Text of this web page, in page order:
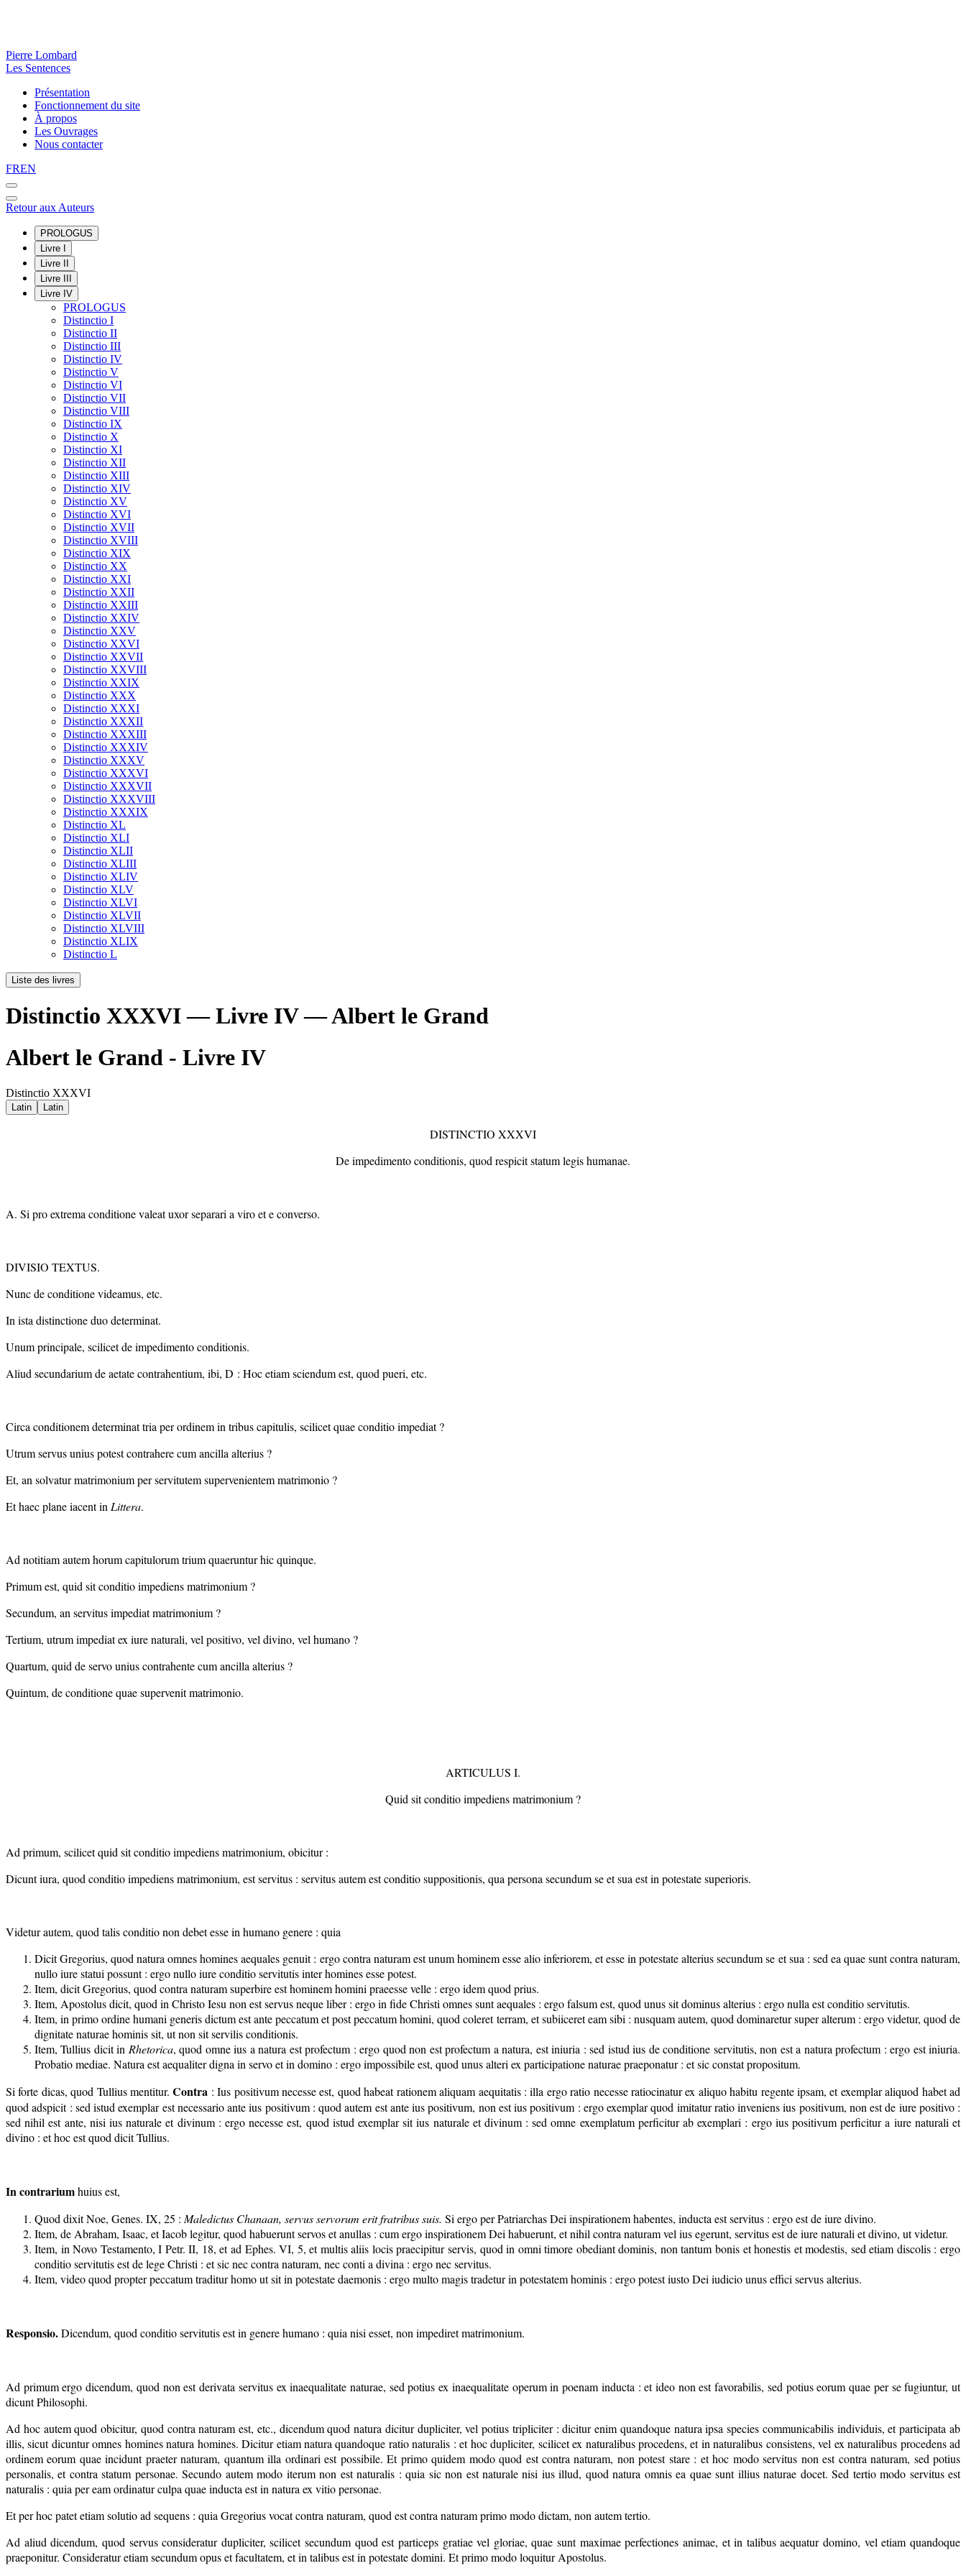
Pierre Lombard
Les Sentences
Présentation
Fonctionnement du site
À propos
Les Ouvrages
Nous contacter
FREN
Retour aux Auteurs
PROLOGUS
Livre I
Livre II
Livre III
Livre IV
PROLOGUS
Distinctio I
Distinctio II
Distinctio III
Distinctio IV
Distinctio V
Distinctio VI
Distinctio VII
Distinctio VIII
Distinctio IX
Distinctio X
Distinctio XI
Distinctio XII
Distinctio XIII
Distinctio XIV
Distinctio XV
Distinctio XVI
Distinctio XVII
Distinctio XVIII
Distinctio XIX
Distinctio XX
Distinctio XXI
Distinctio XXII
Distinctio XXIII
Distinctio XXIV
Distinctio XXV
Distinctio XXVI
Distinctio XXVII
Distinctio XXVIII
Distinctio XXIX
Distinctio XXX
Distinctio XXXI
Distinctio XXXII
Distinctio XXXIII
Distinctio XXXIV
Distinctio XXXV
Distinctio XXXVI
Distinctio XXXVII
Distinctio XXXVIII
Distinctio XXXIX
Distinctio XL
Distinctio XLI
Distinctio XLII
Distinctio XLIII
Distinctio XLIV
Distinctio XLV
Distinctio XLVI
Distinctio XLVII
Distinctio XLVIII
Distinctio XLIX
Distinctio L
Liste des livres
Distinctio XXXVI — Livre IV — Albert le Grand
Albert le Grand - Livre IV
Distinctio XXXVI
Latin Latin
DISTINCTIO XXXVI
De impedimento conditionis, quod respicit statum legis humanae.
A. Si pro extrema conditione valeat uxor separari a viro et e converso.
DIVISIO TEXTUS.
Nunc de conditione videamus, etc.
In ista distinctione duo determinat.
Unum principale, scilicet de impedimento conditionis.
Aliud secundarium de aetate contrahentium, ibi, D : Hoc etiam sciendum est, quod pueri, etc.
Circa conditionem determinat tria per ordinem in tribus capitulis, scilicet quae conditio impediat ?
Utrum servus unius potest contrahere cum ancilla alterius ?
Et, an solvatur matrimonium per servitutem supervenientem matrimonio ?
Et haec plane iacent in Littera.
Ad notitiam autem horum capitulorum trium quaeruntur hic quinque.
Primum est, quid sit conditio impediens matrimonium ?
Secundum, an servitus impediat matrimonium ?
Tertium, utrum impediat ex iure naturali, vel positivo, vel divino, vel humano ?
Quartum, quid de servo unius contrahente cum ancilla alterius ?
Quintum, de conditione quae supervenit matrimonio.
ARTICULUS I.
Quid sit conditio impediens matrimonium ?
Ad primum, scilicet quid sit conditio impediens matrimonium, obicitur :
Dicunt iura, quod conditio impediens matrimonium, est servitus : servitus autem est conditio suppositionis, qua persona secundum se et sua est in potestate superioris.
Videtur autem, quod talis conditio non debet esse in humano genere : quia
Dicit Gregorius, quod natura omnes homines aequales genuit : ergo contra naturam est unum hominem esse alio inferiorem, et esse in potestate alterius secundum se et sua : sed ea quae sunt contra naturam,
nullo iure statui possunt : ergo nullo iure conditio servitutis inter homines esse potest.
Item, dicit Gregorius, quod contra naturam superbire est hominem homini praeesse velle : ergo idem quod prius.
Item, Apostolus dicit, quod in Christo Iesu non est servus neque liber : ergo in fide Christi omnes sunt aequales : ergo falsum est, quod unus sit dominus alterius : ergo nulla est conditio servitutis.
Item, in primo ordine humani generis dictum est ante peccatum et post peccatum homini, quod coleret terram, et subiiceret eam sibi : nusquam autem, quod dominaretur super alterum : ergo videtur, quod de
dignitate naturae hominis sit, ut non sit servilis conditionis.
Item, Tullius dicit in Rhetorica, quod omne ius a natura est profectum : ergo quod non est profectum a natura, est iniuria : sed istud ius de conditione servitutis, non est a natura profectum : ergo est iniuria.
Probatio mediae. Natura est aequaliter digna in servo et in domino : ergo impossibile est, quod unus alteri ex participatione naturae praeponatur : et sic constat propositum.
Si forte dicas, quod Tullius mentitur.Contra : Ius positivum necesse est, quod habeat rationem aliquam aequitatis : illa ergo ratio necesse ratiocinatur ex aliquo habitu regente ipsam, et exemplar aliquod habet ad
quod adspicit : sed istud exemplar est necessario ante ius positivum : quod autem est ante ius positivum, non est ius positivum : ergo exemplar quod imitatur ratio inveniens ius positivum, non est de iure positivo :
sed nihil est ante, nisi ius naturale et divinum : ergo necesse est, quod istud exemplar sit ius naturale et divinum : sed omne exemplatum perficitur ab exemplari : ergo ius positivum perficitur a iure naturali et
divino : et hoc est quod dicit Tullius.
In contrariumhuius est,
Quod dixit Noe, Genes. IX, 25 : Maledictus Chanaan, servus servorum erit fratribus suis. Si ergo per Patriarchas Dei inspirationem habentes, inducta est servitus : ergo est de iure divino.
Item, de Abraham, Isaac, et Iacob legitur, quod habuerunt servos et anullas : cum ergo inspirationem Dei habuerunt, et nihil contra naturam vel ius egerunt, servitus est de iure naturali et divino, ut videtur.
Item, in Novo Testamento, I Petr. II, 18, et ad Ephes. VI, 5, et multis aliis locis praecipitur servis, quod in omni timore obediant dominis, non tantum bonis et honestis et modestis, sed etiam discolis : ergo
conditio servitutis est de lege Christi : et sic nec contra naturam, nec conti a divina : ergo nec servitus.
Item, video quod propter peccatum traditur homo ut sit in potestate daemonis : ergo multo magis tradetur in potestatem hominis : ergo potest iusto Dei iudicio unus effici servus alterius.
Responsio.Dicendum, quod conditio servitutis est in genere humano : quia nisi esset, non impediret matrimonium.
Ad primum ergo dicendum, quod non est derivata servitus ex inaequalitate naturae, sed potius ex inaequalitate operum in poenam inducta : et ideo non est favorabilis, sed potius eorum quae per se fugiuntur, ut
dicunt Philosophi.
Ad hoc autem quod obicitur, quod contra naturam est, etc., dicendum quod natura dicitur dupliciter, vel potius tripliciter : dicitur enim quandoque natura ipsa species communicabilis individuis, et participata ab
illis, sicut dicuntur omnes homines natura homines. Dicitur etiam natura quandoque ratio naturalis : et hoc dupliciter, scilicet ex naturalibus procedens, et in naturalibus consistens, vel ex naturalibus procedens ad
ordinem eorum quae incidunt praeter naturam, quantum illa ordinari est possibile. Et primo quidem modo quod est contra naturam, non potest stare : et hoc modo servitus non est contra naturam, sed potius
personalis, et contra statum personae. Secundo autem modo iterum non est naturalis : quia sic non est naturale nisi ius illud, quod natura omnis ea quae sunt illius naturae docet. Sed tertio modo servitus est
naturalis : quia per eam ordinatur culpa quae inducta est in natura ex vitio personae.
Et per hoc patet etiam solutio ad sequens : quia Gregorius vocat contra naturam, quod est contra naturam primo modo dictam, non autem tertio.
Ad aliud dicendum, quod servus consideratur dupliciter, scilicet secundum quod est particeps gratiae vel gloriae, quae sunt maximae perfectiones animae, et in talibus aequatur domino, vel etiam quandoque
praeponitur. Consideratur etiam secundum opus et facultatem, et in talibus est in potestate domini. Et primo modo loquitur Apostolus.